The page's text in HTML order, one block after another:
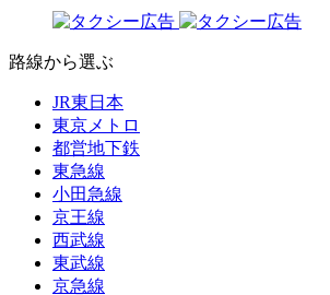
路線から選ぶ
JR東日本
東京メトロ
都営地下鉄
東急線
小田急線
京王線
西武線
東武線
京急線